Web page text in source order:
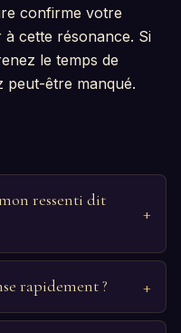
confirme votre
cette résonance. Si
le temps de
peut-être manqué.
ressenti dit
rapidement ?